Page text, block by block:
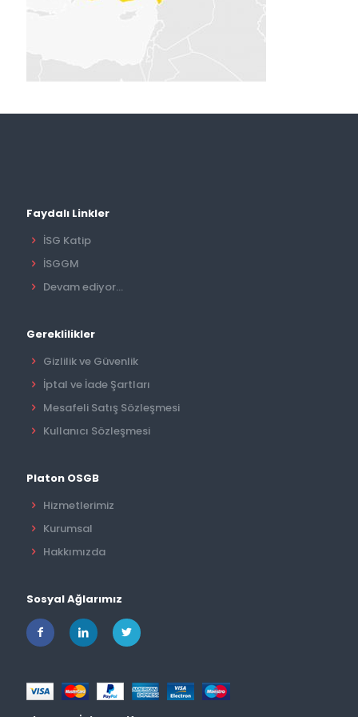
Faydalı Linkler
İSG Katip
İSGGM
Devam ediyor...
Gereklilikler
Gizlilik ve Güvenlik
İptal ve İade Şartları
Mesafeli Satış Sözleşmesi
Kullanıcı Sözleşmesi
Platon OSGB
Hizmetlerimiz
Kurumsal
Hakkımızda
Sosyal Ağlarımız